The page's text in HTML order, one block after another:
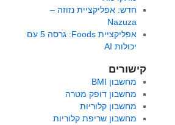
חדש: אפליקציית נזוזה –
Nazuza
אפליקציית Foods: גרסה 5 עם
יכולות AI
קישורים
מחשבון BMI
מחשבון דופק מטרה
מחשבון קלוריות
מחשבון שריפת קלוריות